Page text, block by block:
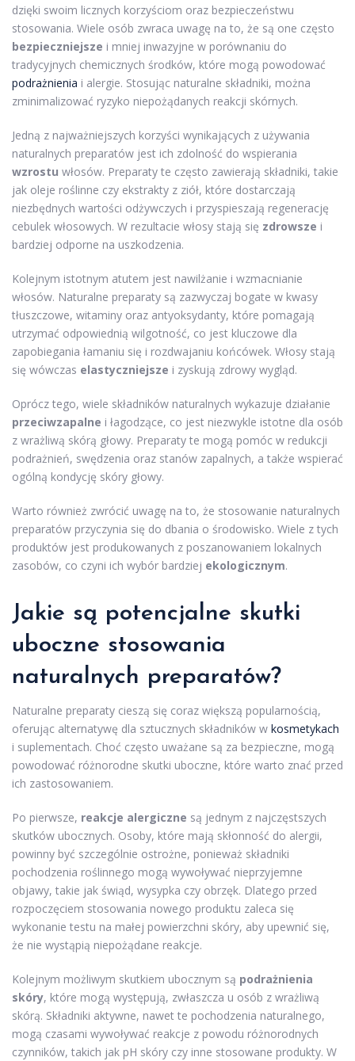
dzięki swoim licznych korzyściom oraz bezpieczeństwu
stosowania. Wiele osób zwraca uwagę na to, że są one często
bezpieczniejsze i mniej inwazyjne w porównaniu do
tradycyjnych chemicznych środków, które mogą powodować
podrażnienia i alergie. Stosując naturalne składniki, można
zminimalizować ryzyko niepożądanych reakcji skórnych.
Jedną z najważniejszych korzyści wynikających z używania
naturalnych preparatów jest ich zdolność do wspierania
wzrostu włosów. Preparaty te często zawierają składniki, takie
jak oleje roślinne czy ekstrakty z ziół, które dostarczają
niezbędnych wartości odżywczych i przyspieszają regenerację
cebulek włosowych. W rezultacie włosy stają się zdrowsze i
bardziej odporne na uszkodzenia.
Kolejnym istotnym atutem jest nawilżanie i wzmacnianie
włosów. Naturalne preparaty są zazwyczaj bogate w kwasy
tłuszczowe, witaminy oraz antyoksydanty, które pomagają
utrzymać odpowiednią wilgotność, co jest kluczowe dla
zapobiegania łamaniu się i rozdwajaniu końcówek. Włosy stają
się wówczas elastyczniejsze i zyskują zdrowy wygląd.
Oprócz tego, wiele składników naturalnych wykazuje działanie
przeciwzapalne i łagodzące, co jest niezwykle istotne dla osób
z wrażliwą skórą głowy. Preparaty te mogą pomóc w redukcji
podrażnień, swędzenia oraz stanów zapalnych, a także wspierać
ogólną kondycję skóry głowy.
Warto również zwrócić uwagę na to, że stosowanie naturalnych
preparatów przyczynia się do dbania o środowisko. Wiele z tych
produktów jest produkowanych z poszanowaniem lokalnych
zasobów, co czyni ich wybór bardziej ekologicznym.
Jakie są potencjalne skutki
uboczne stosowania
naturalnych preparatów?
Naturalne preparaty cieszą się coraz większą popularnością,
oferując alternatywę dla sztucznych składników w kosmetykach
i suplementach. Choć często uważane są za bezpieczne, mogą
powodować różnorodne skutki uboczne, które warto znać przed
ich zastosowaniem.
Po pierwsze, reakcje alergiczne są jednym z najczęstszych
skutków ubocznych. Osoby, które mają skłonność do alergii,
powinny być szczególnie ostrożne, ponieważ składniki
pochodzenia roślinnego mogą wywoływać nieprzyjemne
objawy, takie jak świąd, wysypka czy obrzęk. Dlatego przed
rozpoczęciem stosowania nowego produktu zaleca się
wykonanie testu na małej powierzchni skóry, aby upewnić się,
że nie wystąpią niepożądane reakcje.
Kolejnym możliwym skutkiem ubocznym są podrażnienia
skóry, które mogą występują, zwłaszcza u osób z wrażliwą
skórą. Składniki aktywne, nawet te pochodzenia naturalnego,
mogą czasami wywoływać reakcje z powodu różnorodnych
czynników, takich jak pH skóry czy inne stosowane produkty. W